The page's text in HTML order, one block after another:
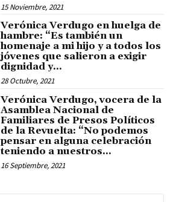
15 Noviembre, 2021
Verónica Verdugo en huelga de
hambre: “Es también un
homenaje a mi hijo y a todos los
jóvenes que salieron a exigir
dignidad y...
28 Octubre, 2021
Verónica Verdugo, vocera de la
Asamblea Nacional de
Familiares de Presos Políticos
de la Revuelta: “No podemos
pensar en alguna celebración
teniendo a nuestros...
16 Septiembre, 2021